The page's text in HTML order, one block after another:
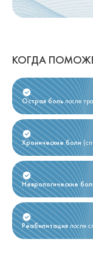
КОГДА
Острая больпосле
Хронические боли
Неврологические
Реабилитацияпосле